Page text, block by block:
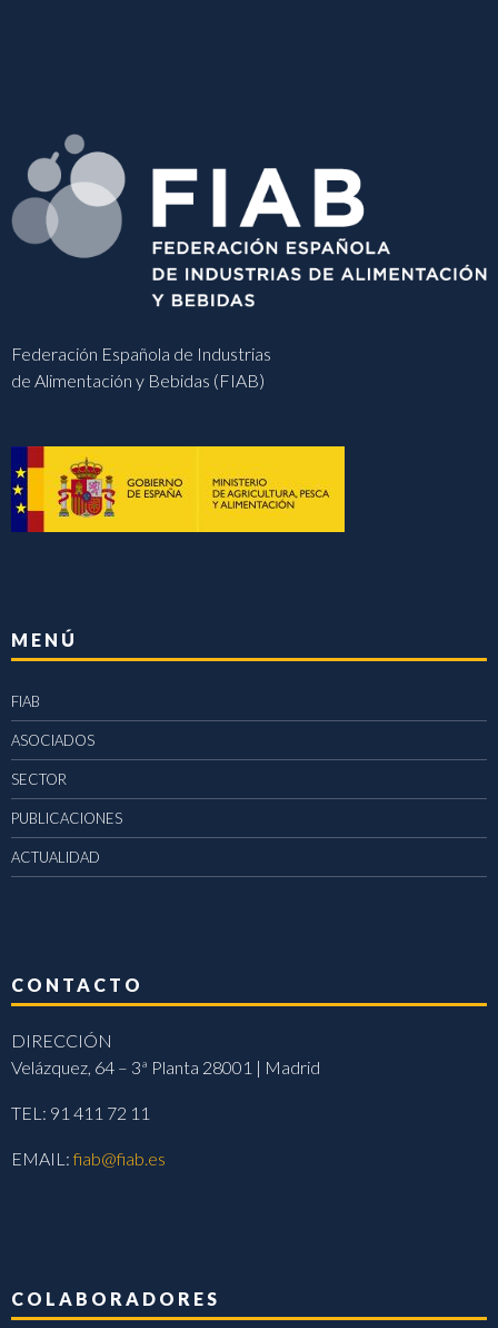
Federación Española de Industrias
de Alimentación y Bebidas (FIAB)
MENÚ
FIAB
ASOCIADOS
SECTOR
PUBLICACIONES
ACTUALIDAD
CONTACTO
DIRECCIÓN
Velázquez, 64 – 3ª Planta 28001 | Madrid
TEL: 91 411 72 11
EMAIL:fiab@fiab.es
COLABORADORES